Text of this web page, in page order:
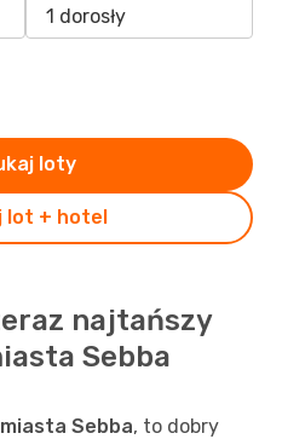
1 dorosły
lot + hotel
loty
najtańszy
Sebba
Sebba, to dobry